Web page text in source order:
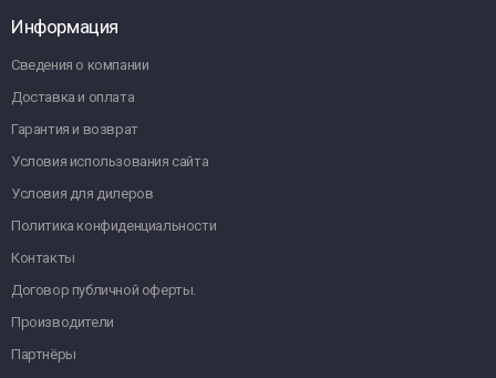
Информация
Сведения о компании
Доставка и оплата
Гарантия и возврат
Условия использования сайта
Условия для дилеров
Политика конфиденциальности
Контакты
Договор публичной оферты.
Производители
Партнёры